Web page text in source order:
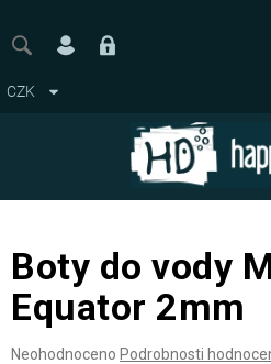
obsah
CZK
Boty do vody
Equator 2mm
Průměrné
Neohodnoceno Podrobnosti